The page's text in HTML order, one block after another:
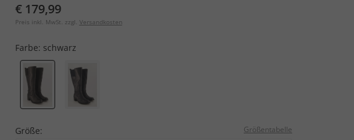
€ 179,99
Preis inkl. MwSt. zzgl. Versandkosten
Farbe: schwarz
Größe: Größentabelle